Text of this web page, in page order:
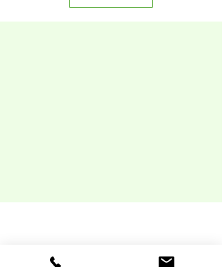
Contactgegevens